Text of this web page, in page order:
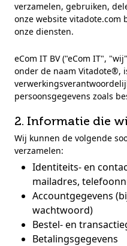
verzamelen, gebruiken,
onze website vitadote.com
onze diensten.
eCom IT BV ("eCom IT",
onder de naam Vitadote®,
persoonsgegevens zoals
2. Informatie die
Wij kunnen de volgende
verzamelen:
Identiteits- en
mailadres,
Accountgegevens
wachtwoord)
Bestel- en
Betalingsgegevens